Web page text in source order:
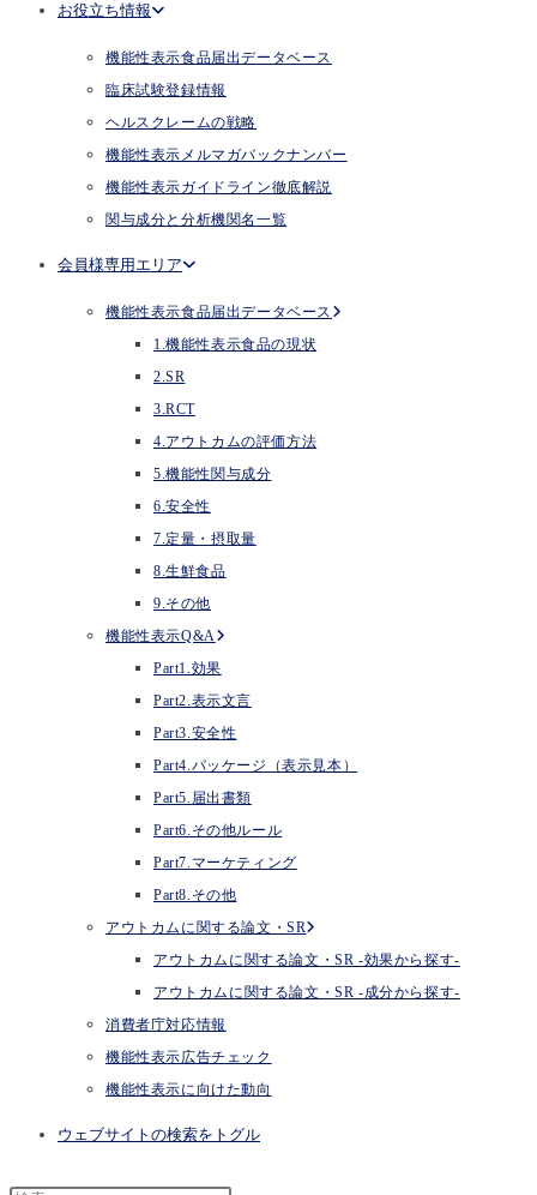
お役立ち情報
機能性表示食品届出データベース
臨床試験登録情報
ヘルスクレームの戦略
機能性表示メルマガバックナンバー
機能性表示ガイドライン徹底解説
関与成分と分析機関名一覧
会員様専用エリア
機能性表示食品届出データベース
1.機能性表示食品の現状
2.SR
3.RCT
4.アウトカムの評価方法
5.機能性関与成分
6.安全性
7.定量・摂取量
8.生鮮食品
9.その他
機能性表示Q&A
Part1.効果
Part2.表示文言
Part3.安全性
Part4.パッケージ（表示見本）
Part5.届出書類
Part6.その他ルール
Part7.マーケティング
Part8.その他
アウトカムに関する論文・SR
アウトカムに関する論文・SR -効果から探す-
アウトカムに関する論文・SR -成分から探す-
消費者庁対応情報
機能性表示広告チェック
機能性表示に向けた動向
ウェブサイトの検索をトグル